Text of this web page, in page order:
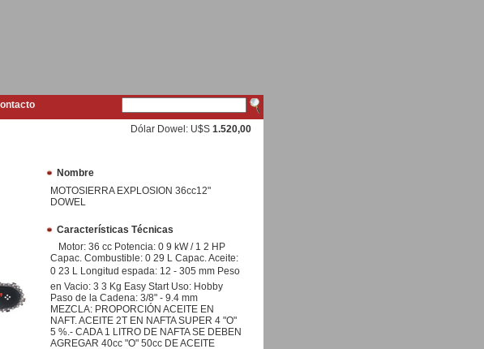
Dólar Dowel: U$S 1.520,00
Nombre
MOTOSIERRA EXPLOSION 36cc12"
DOWEL
Características Técnicas
Motor: 36 cc Potencia: 0 9 kW / 1 2 HP
Capac. Combustible: 0 29 L Capac. Aceite:
0 23 L Longitud espada: 12 - 305 mm Peso
en Vacio: 3 3 Kg Easy Start Uso: Hobby
Paso de la Cadena: 3/8" - 9.4 mm
MEZCLA: PROPORCIÓN ACEITE EN
NAFT. ACEITE 2T EN NAFTA SUPER 4 "O"
5 %.- CADA 1 LITRO DE NAFTA SE DEBEN
AGREGAR 40cc "O" 50cc DE ACEITE